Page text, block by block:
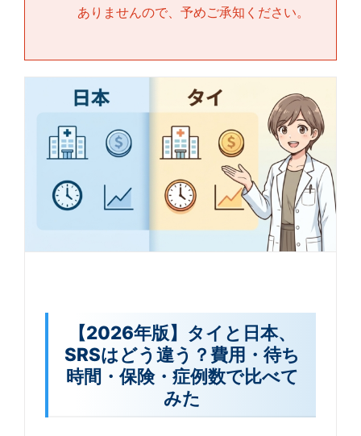
ありませんので、予めご承知ください。
【2026年版】タイと日本、
SRSはどう違う？費用・待ち
時間・保険・症例数で比べて
みた